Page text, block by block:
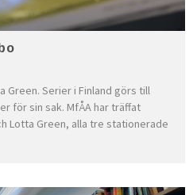
Green. Serier i Finland görs till
för sin sak. MfÅA har träffat
Lotta Green, alla tre stationerade